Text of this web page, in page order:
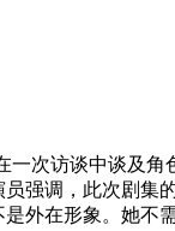
一次访谈中谈及
强调，此次剧集
外在形象。她不